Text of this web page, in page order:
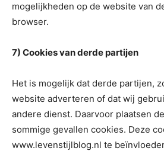
mogelijkheden op de website van
browser.
7) Cookies van derde partijen
Het is mogelijk dat derde partijen,
website adverteren of dat wij
andere dienst. Daarvoor plaatsen
sommige gevallen cookies. Deze
www.levenstijlblog.nl te